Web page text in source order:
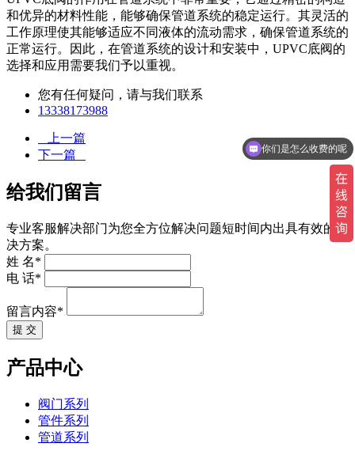
和优异的材料性能，能够确保管道系统的稳定运行。其灵活的
工作原理使其能够适应不同液体的流动需求，确保管道系统的
正常运行。因此，在管道系统的设计和安装中，UPVC底阀的
选择和应用需要我们予以重视。
您有任何疑问，请与我们联系
13338173988
上一篇
下一篇
给我们留言
专业客服解决部门为您全方位解决问题短时间内出具有效的解
决方案。
姓 名*
电 话*
留言内容*
提 交
产品中心
阀门系列
管件系列
管道系列
你们是怎么收费的呢